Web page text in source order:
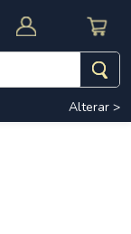
Alterar >